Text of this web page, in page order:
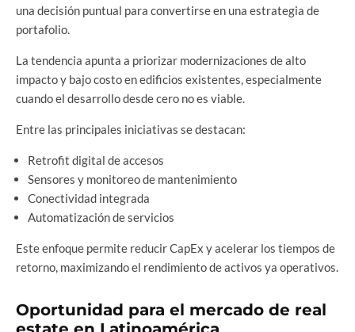
una decisión puntual para convertirse en una estrategia de
portafolio.
La tendencia apunta a priorizar modernizaciones de alto
impacto y bajo costo en edificios existentes, especialmente
cuando el desarrollo desde cero no es viable.
Entre las principales iniciativas se destacan:
Retrofit digital de accesos
Sensores y monitoreo de mantenimiento
Conectividad integrada
Automatización de servicios
Este enfoque permite reducir CapEx y acelerar los tiempos de
retorno, maximizando el rendimiento de activos ya operativos.
Oportunidad para el mercado de real